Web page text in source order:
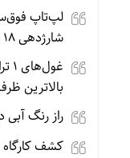
شارژدهی ۱۸ ساعته رونمایی شد
بالاترین
راز رنگ
کشف کارگاه